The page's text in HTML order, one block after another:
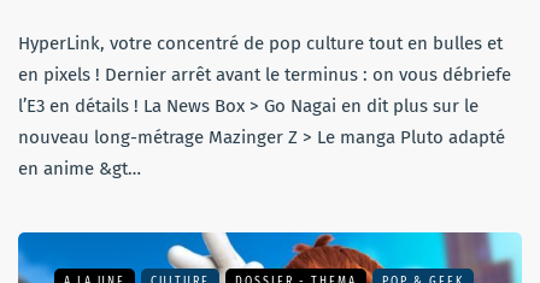
HyperLink, votre concentré de pop culture tout en bulles et
en pixels ! Dernier arrêt avant le terminus : on vous débriefe
l’E3 en détails ! La News Box > Go Nagai en dit plus sur le
nouveau long-métrage Mazinger Z > Le manga Pluto adapté
en anime &gt…